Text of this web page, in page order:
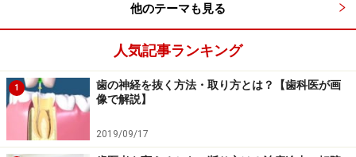
ぎることもなく適度な磨耗が起こるため、噛み合わせに
優しいかぶせものです。
■金属アレルギー
歯科で利用されている合金は、健康被害やアレルギー反
応などを起こしにくい配合に調整されています。それで
も金属を常に口の中に入れておくため、アレルギーのリ
他のテーマも見る
人気記事ランキング
1
歯の神経を抜く方法・取り方とは？【歯科医が画
像で解説】
2019/09/17